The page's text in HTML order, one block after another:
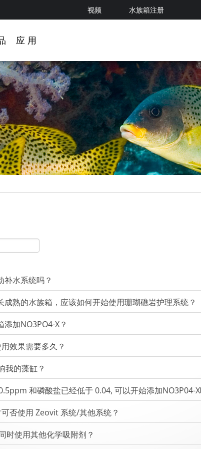
视频 水族箱注册
应 用
补水系统吗？
成熟的水族箱，应该如何开始使用珊瑚礁岩护理系统？
加NO3PO4-X？
效果需要多久？
我的藻缸？
和磷酸盐已经低于 0.04, 可以开始添加NO3P04-
否使用 Zeovit 系统/其他系统？
时使用其他化学吸附剂？